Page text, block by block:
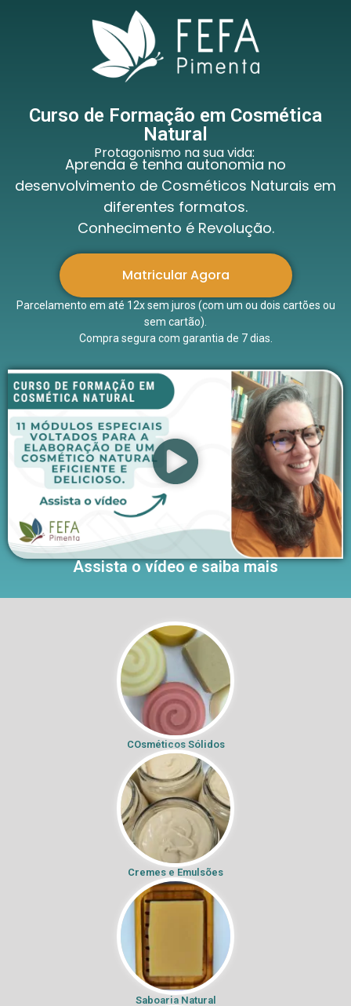
Curso de Formação em Cosmética
Natural
Protagonismo na sua vida:
Aprenda e tenha autonomia no
desenvolvimento de Cosméticos Naturais em
diferentes formatos.
Conhecimento é Revolução.
Matricular Agora
Parcelamento em até 12x sem juros (com um ou dois cartões ou
sem cartão).
Compra segura com garantia de 7 dias.
Assista o vídeo e saiba mais
COsméticos Sólidos
Cremes e Emulsões
Saboaria Natural